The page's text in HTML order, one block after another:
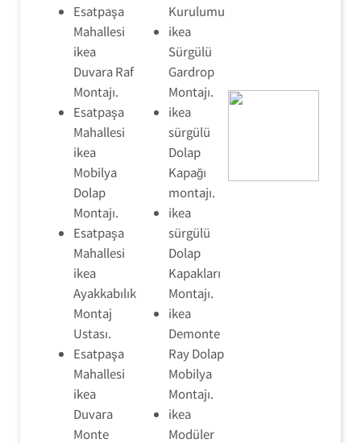
Esatpaşa
Mahallesi
ikea
Duvara Raf
Montajı.
Esatpaşa
Mahallesi
ikea
Mobilya
Dolap
Montajı.
Esatpaşa
Mahallesi
ikea
Ayakkabılık
Montaj
Ustası.
Esatpaşa
Mahallesi
ikea
Duvara
Monte
Kurulumu
ikea
Sürgülü
Gardrop
Montajı.
ikea
sürgülü
Dolap
Kapağı
montajı.
ikea
sürgülü
Dolap
Kapakları
Montajı.
ikea
Demonte
Ray Dolap
Mobilya
Montajı.
ikea
Modüler